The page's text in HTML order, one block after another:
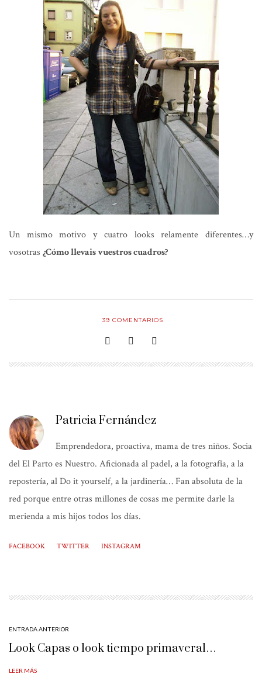
Un mismo motivo y cuatro looks relamente diferentes…y
vosotras ¿Cómo llevais vuestros cuadros?
39 COMENTARIOS
Patricia Fernández
Emprendedora, proactiva, mama de tres niños. Socia
del El Parto es Nuestro. Aficionada al padel, a la fotografía, a la
repostería, al Do it yourself, a la jardinería… Fan absoluta de la
red porque entre otras millones de cosas me permite darle la
merienda a mis hijos todos los días.
FACEBOOK TWITTER INSTAGRAM
ENTRADA ANTERIOR
Look Capas o look tiempo primaveral…
LEER MÁS